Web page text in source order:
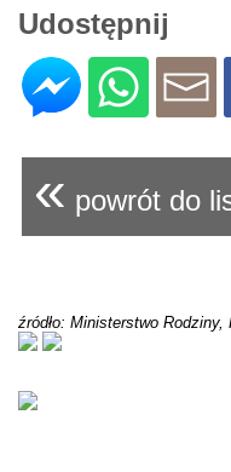
Udostępnij
« powrót do
źródło: Ministerstwo